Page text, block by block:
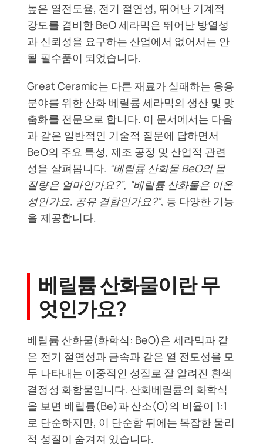
높은 열전도율, 전기 절연성, 뛰어난 기계적
강도를 겸비한 BeO 세라믹은 뛰어난 방열성
과 신뢰성을 요구하는 산업에서 없어서는 안
될 필수품이 되었습니다.
Great Ceramic는 다른 재료가 실패하는 응용
분야를 위한 산화 베릴륨 세라믹의 생산 및 맞
춤화를 전문으로 합니다. 이 문서에서는 다음
과 같은 일반적인 기술적 질문에 답하면서
BeO의 주요 특성, 제조 공정 및 산업적 관련
성을 살펴봅니다. “베릴륨 산화물 BeO의 몰
질량은 얼마인가요?”, “베릴륨 산화물은 이온
성인가요, 공유 결합인가요?”, 등 다양한 기능
을 제공합니다.
베릴륨 산화물이란 무
엇인가요?
베릴륨 산화물(화학식: BeO)은 세라믹과 같
은 전기 절연성과 금속과 같은 열 전도성을 모
두 나타내는 이중적인 성질로 잘 알려진 흰색
결정성 화합물입니다. 산화베릴륨의 화학식
을 보면 베릴륨(Be)과 산소(O)의 비율이 1:1
로 단순하지만, 이 단순함 뒤에는 복잡한 물리
적 성질이 숨겨져 있습니다.